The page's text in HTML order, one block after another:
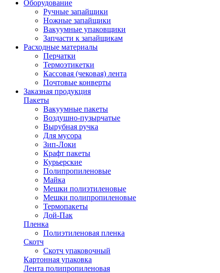
Оборудование
Ручные запайщики
Ножные запайщики
Вакуумные упаковщики
Запчасти к запайщикам
Расходные материалы
Перчатки
Термоэтикетки
Кассовая (чековая) лента
Почтовые конверты
Заказная продукция
Пакеты
Вакуумные пакеты
Воздушно-пузырчатые
Вырубная ручка
Для мусора
Зип-Локи
Крафт пакеты
Курьерские
Полипропиленовые
Майка
Мешки полиэтиленовые
Мешки полипропиленовые
Термопакеты
Дой-Пак
Пленка
Полиэтиленовая пленка
Скотч
Скотч упаковочный
Картонная упаковка
Лента полипропиленовая